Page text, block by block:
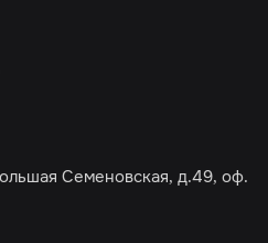
Семеновская, д.49, оф.